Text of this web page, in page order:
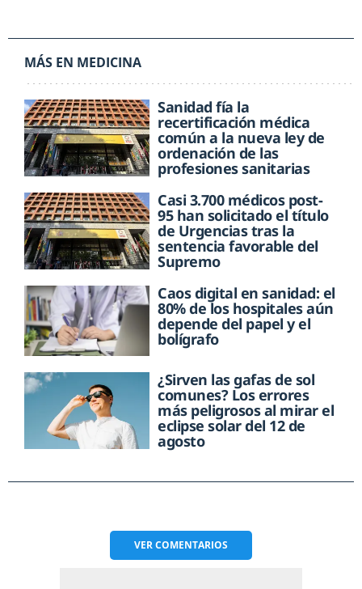
MÁS EN MEDICINA
Sanidad fía la
recertificación médica
común a la nueva ley de
ordenación de las
profesiones sanitarias
Casi 3.700 médicos post-
95 han solicitado el título
de Urgencias tras la
sentencia favorable del
Supremo
Caos digital en sanidad: el
80% de los hospitales aún
depende del papel y el
bolígrafo
¿Sirven las gafas de sol
comunes? Los errores
más peligrosos al mirar el
eclipse solar del 12 de
agosto
VERCOMENTARIOS